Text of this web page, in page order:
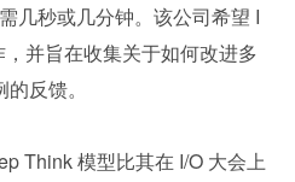
几秒或几分钟。该公司希望 I
并旨在收集关于如何改进多
反馈。
Think 模型比其在 I/O 大会上